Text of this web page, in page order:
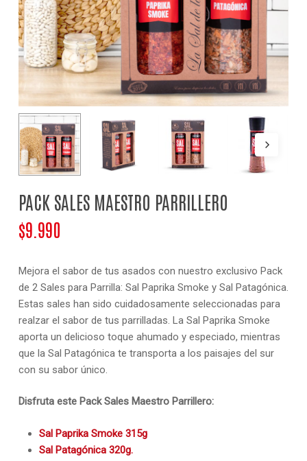
PACK SALES MAESTRO PARRILLERO
$9.990
Mejora el sabor de tus asados con nuestro exclusivo Pack
de 2 Sales para Parrilla: Sal Paprika Smoke y Sal Patagónica.
Estas sales han sido cuidadosamente seleccionadas para
realzar el sabor de tus parrilladas. La Sal Paprika Smoke
aporta un delicioso toque ahumado y especiado, mientras
que la Sal Patagónica te transporta a los paisajes del sur
con su sabor único.
Disfruta este Pack Sales Maestro Parrillero:
Sal Paprika Smoke 315g
Sal Patagónica 320g.
NOMBRE *
CORREO ELECTRÓNICO*